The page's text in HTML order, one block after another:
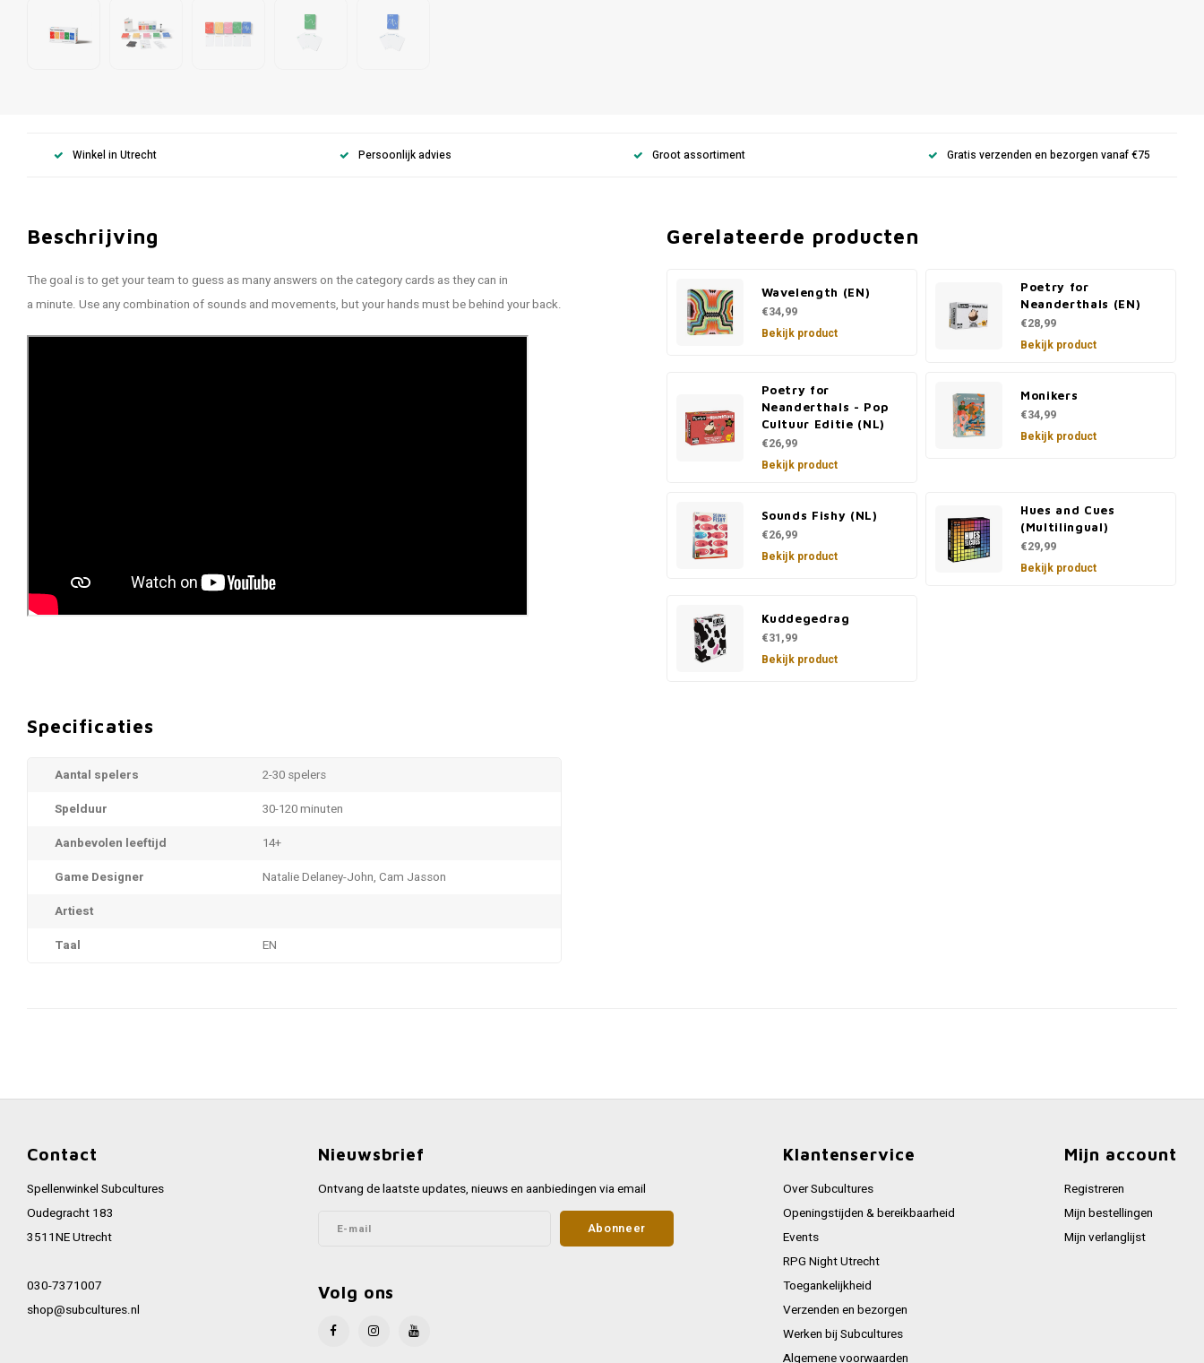
Winkel in Utrecht Persoonlijk advies Groot assortiment Gratis verzenden en bezorgen vanaf €75
Beschrijving
The goal is to get your team to guess as many answers on the category cards as they can in
a minute. Use any combination of sounds and movements, but your hands must be behind your back.
Specificaties
Aantal spelers
2-30 spelers
Spelduur
30-120 minuten
Aanbevolen leeftijd
14+
Game Designer
Natalie Delaney-John, Cam Jasson
Artiest
Taal
EN
Gerelateerde producten
Wavelength (EN)
€34,99
Bekijk product
Poetry for
Neanderthals (EN)
€28,99
Bekijk product
Poetry for
Neanderthals - Pop
Cultuur Editie (NL)
€26,99
Bekijk product
Monikers
€34,99
Bekijk product
Sounds Fishy (NL)
€26,99
Bekijk product
Hues and Cues
(Multilingual)
€29,99
Bekijk product
Kuddegedrag
€31,99
Bekijk product
Contact
Spellenwinkel Subcultures
Oudegracht 183
3511NE Utrecht
030-7371007
shop@subcultures.nl
Nieuwsbrief
Ontvang de laatste updates, nieuws en aanbiedingen via email
Abonneer
Volg ons
Klantenservice
Over Subcultures
Openingstijden & bereikbaarheid
Events
RPG Night Utrecht
Toegankelijkheid
Verzenden en bezorgen
Werken bij Subcultures
Algemene voorwaarden
Mijn account
Registreren
Mijn bestellingen
Mijn verlanglijst